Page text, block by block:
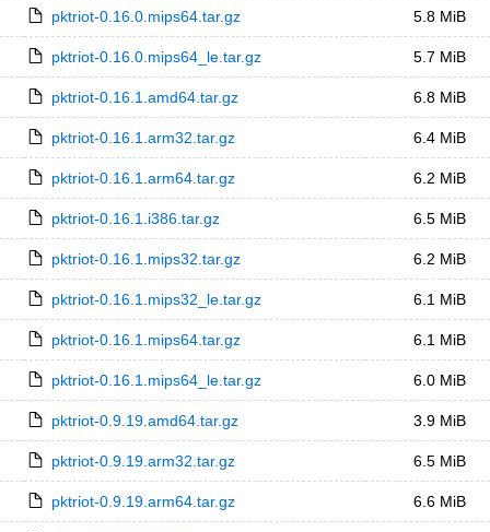
pktriot-0.16.0.mips64.tar.gz 5.8 MiB
pktriot-0.16.0.mips64_le.tar.gz 5.7 MiB
pktriot-0.16.1.amd64.tar.gz 6.8 MiB
pktriot-0.16.1.arm32.tar.gz 6.4 MiB
pktriot-0.16.1.arm64.tar.gz 6.2 MiB
pktriot-0.16.1.i386.tar.gz 6.5 MiB
pktriot-0.16.1.mips32.tar.gz 6.2 MiB
pktriot-0.16.1.mips32_le.tar.gz 6.1 MiB
pktriot-0.16.1.mips64.tar.gz 6.1 MiB
pktriot-0.16.1.mips64_le.tar.gz 6.0 MiB
pktriot-0.9.19.amd64.tar.gz 3.9 MiB
pktriot-0.9.19.arm32.tar.gz 6.5 MiB
pktriot-0.9.19.arm64.tar.gz 6.6 MiB